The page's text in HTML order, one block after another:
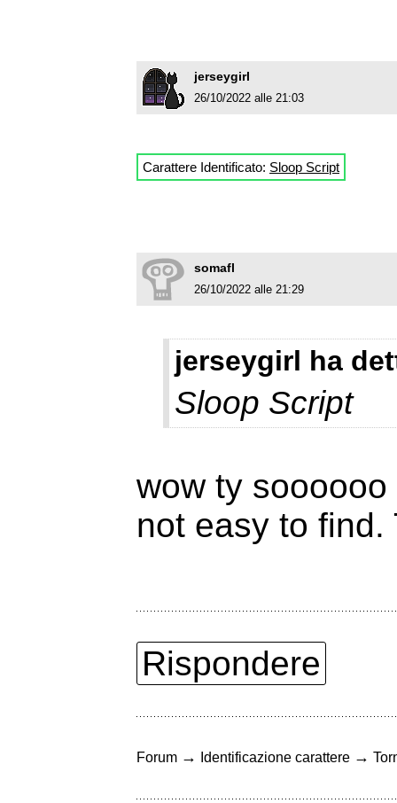
jerseygirl
26/10/2022 alle 21:03
Carattere Identificato: Sloop Script
somafl
26/10/2022 alle 21:29
jerseygirl ha
Sloop Script
wow ty
not easy to find.
Rispondere
Forum → Identificazione carattere →